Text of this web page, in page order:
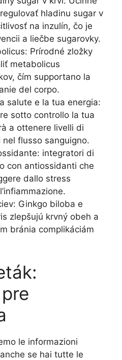
hladinu sugar v
na inzulín, čo je
a liečbe sugarovky.
Prírodné zložky
metabolicus
čím supportano la
del corpo.
salute e la tua energia:
sotto controllo la tua
a ottenere livelli di
nel flusso sanguigno.
integratori di
con antiossidanti che
dallo stress
Ginkgo biloba e
zlepšujú krvný obeh a
bránia complikáciám
le informazioni
se hai tutte le